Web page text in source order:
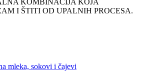
KOMBINACIJA KOJA
I ŠTITI OD UPALNIH PROCESA.
mleka, sokovi i čajevi